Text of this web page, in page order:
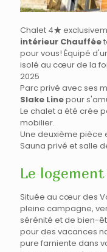
Chalet 4
intérieur Chauffée
pour vous! Équipé
isolé au cœur de la
2025
Parc privé avec ses
Slake Linepour
Le chalet a été crée
mobilier.
Une deuxième pièce
Sauna privé et salle
Le logement
Située au cœur des
pleine campagne,
sérénité et de bien-
pour des vacances
pure farniente dans